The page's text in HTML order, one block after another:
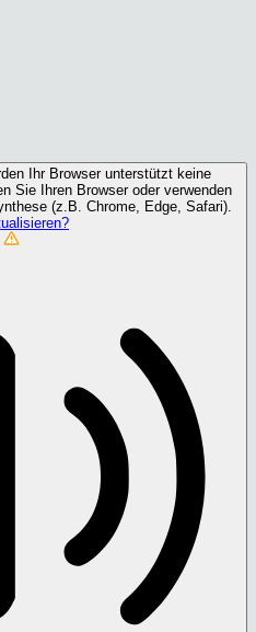
Ihr Browser unterstützt keine
Sie Ihren Browser oder verwenden
(z.B. Chrome, Edge, Safari).